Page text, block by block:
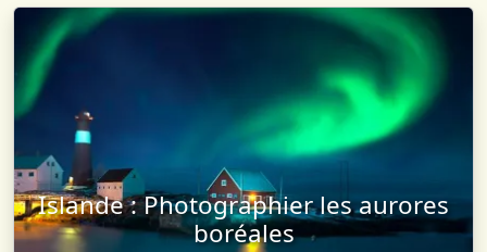
Islande : Photographier les aurores
boréales